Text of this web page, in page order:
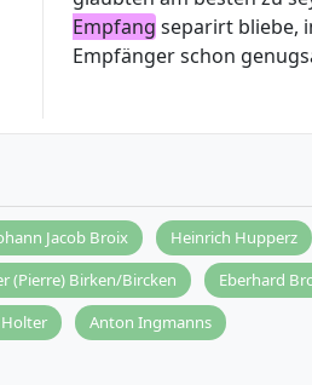
Empfang separirt bliebe,
Empfänger schon
Jacob Broix Heinrich Hupperz
(Pierre) Birken/Bircken Eberhard
Anton Ingmanns